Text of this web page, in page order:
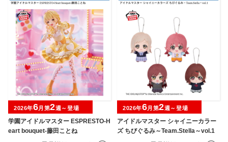
学園アイドルマスター ESPRESTO-H
eart bouquet-藤田ことね
2026年6月第2週～登場
アイドルマスター シャイニーカラー
ズ ちびぐるみ～Team.Stella～vol.1
2026年6月第2週～登場